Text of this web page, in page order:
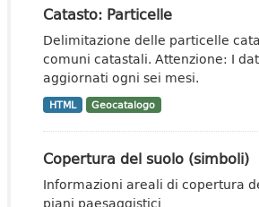
Catasto: Particelle
Delimitazione delle particelle
comuni catastali. Attenzione: I
aggiornati ogni sei mesi.
HTML Geocatalogo
Copertura del suolo (simboli)
Informazioni areali di copertura
piani paesaggistici